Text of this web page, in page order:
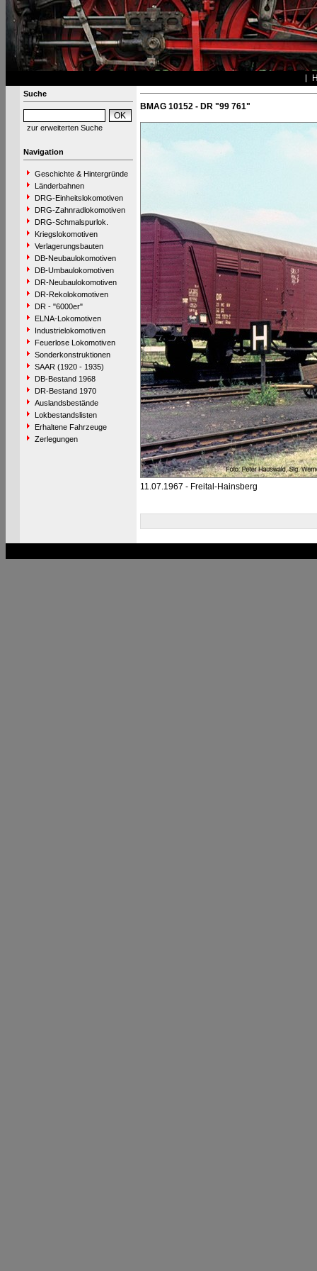
Suche
zur erweiterten Suche
Navigation
Geschichte & Hintergründe
Länderbahnen
DRG-Einheitslokomotiven
DRG-Zahnradlokomotiven
DRG-Schmalspurlok.
Kriegslokomotiven
Verlagerungsbauten
DB-Neubaulokomotiven
DB-Umbaulokomotiven
DR-Neubaulokomotiven
DR-Rekolokomotiven
DR - "6000er"
ELNA-Lokomotiven
Industrielokomotiven
Feuerlose Lokomotiven
Sonderkonstruktionen
SAAR (1920 - 1935)
DB-Bestand 1968
DR-Bestand 1970
Auslandsbestände
Lokbestandslisten
Erhaltene Fahrzeuge
Zerlegungen
BMAG 10152 - DR "99 761"
11.07.1967 - Freital-Hainsberg